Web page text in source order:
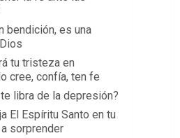
bendición, es una
tu tristeza en
cree, confía, ten fe
libra de la depresión?
El Espíritu Santo en tu
sorprender